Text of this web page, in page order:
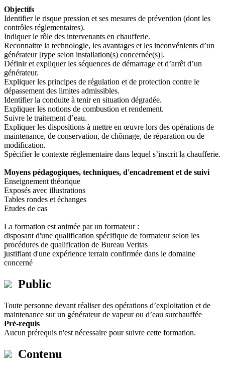
Objectifs
Identifier le risque pression et ses mesures de prévention (dont les
contrôles réglementaires).
Indiquer le rôle des intervenants en chaufferie.
Reconnaitre la technologie, les avantages et les inconvénients d’un
générateur [type selon installation(s) concernée(s)].
Définir et expliquer les séquences de démarrage et d’arrêt d’un
générateur.
Expliquer les principes de régulation et de protection contre le
dépassement des limites admissibles.
Identifier la conduite à tenir en situation dégradée.
Expliquer les notions de combustion et rendement.
Suivre le traitement d’eau.
Expliquer les dispositions à mettre en œuvre lors des opérations de
maintenance, de conservation, de chômage, de réparation ou de
modification.
Spécifier le contexte réglementaire dans lequel s’inscrit la chaufferie.
Moyens pédagogiques, techniques, d'encadrement et de suivi
Enseignement théorique
Exposés avec illustrations
Tables rondes et échanges
Etudes de cas
La formation est animée par un formateur :
disposant d'une qualification spécifique de formateur selon les
procédures de qualification de Bureau Veritas
justifiant d'une expérience terrain confirmée dans le domaine
concerné
Public
Toute personne devant réaliser des opérations d’exploitation et de
maintenance sur un générateur de vapeur ou d’eau surchauffée
Pré-requis
Aucun prérequis n'est nécessaire pour suivre cette formation.
Contenu